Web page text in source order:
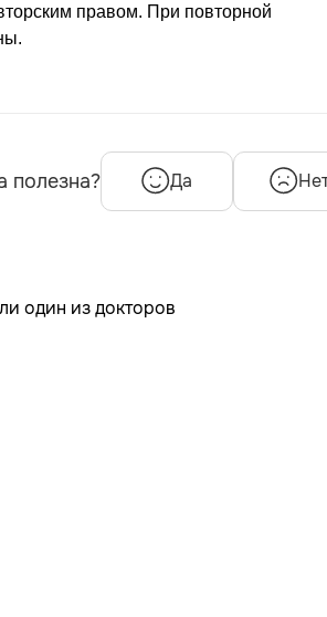
правом. При повторной
полезна? Да
один из докторов